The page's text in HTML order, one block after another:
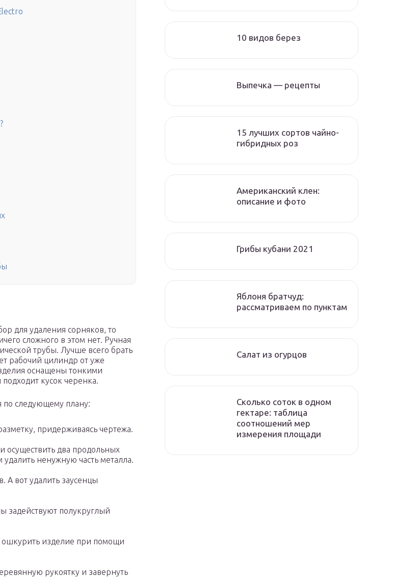
для удаления сорняков, то
сложного в этом нет. Ручная
трубы. Лучше всего брать
рабочий цилиндр от уже
оснащены тонкими
кусок черенка.
по следующему плану:
придерживаясь чертежа.
осуществить два продольных
ненужную часть металла.
А вот удалить заусенцы
задействуют полукруглый
изделие при помощи
рукоятку и завернуть
10 видов берез
Выпечка — рецепты
15 лучших сортов чайно-
гибридных роз
Американский клен:
описание и фото
Грибы кубани 2021
Яблоня братчуд:
рассматриваем по пунктам
Салат из огурцов
Сколько соток в одном
гектаре: таблица
соотношений мер
измерения площади